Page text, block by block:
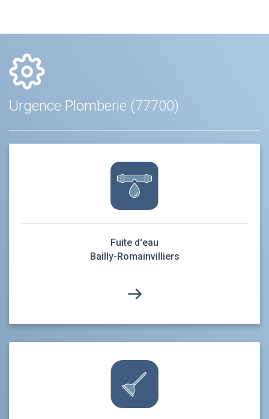
Urgence Plomberie (77700)
Fuite d'eau
Bailly-Romainvilliers